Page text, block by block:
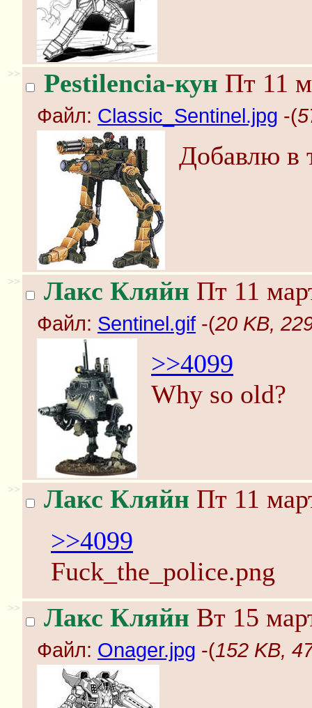
>> Pestilencia-кун Пт 11
Файл: Classic_Sentinel.jpg -(
Добавлю в
>> Лакс Кляйн Пт 11
Файл: Sentinel.gif -(20 KB,
>>4099
Why so old?
>> Лакс Кляйн Пт 11
>>4099
Fuck_the_police.png
>> Лакс Кляйн Вт 15
Файл: Onager.jpg -(152 KB,